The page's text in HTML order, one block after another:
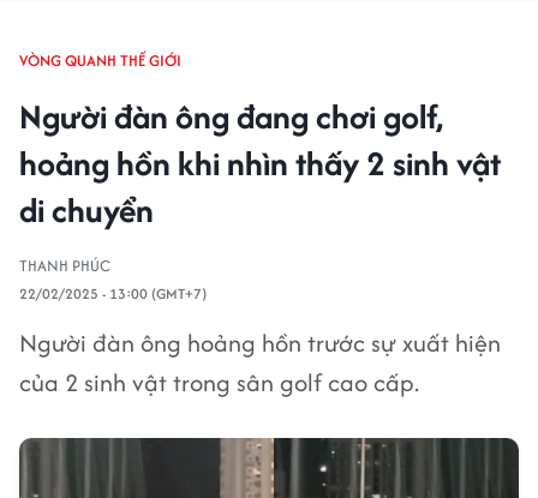
VÒNG QUANH THẾ GIỚI
Người đàn ông đang chơi golf,
hoảng hồn khi nhìn thấy 2 sinh vật
di chuyển
THANH PHÚC
22/02/2025 - 13:00 (GMT+7)
Người đàn ông hoảng hồn trước sự xuất hiện
của 2 sinh vật trong sân golf cao cấp.